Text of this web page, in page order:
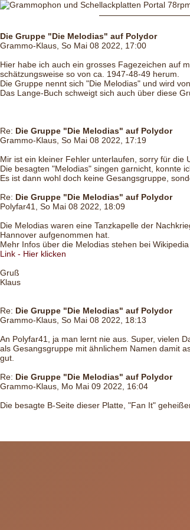
Die Gruppe "Die Melodias" auf Polydor
Grammo-Klaus, So Mai 08 2022, 17:00
Hier habe ich auch ein grosses Fagezeichen auf
schätzungsweise so von ca. 1947-48-49 herum.
Die Gruppe nennt sich "Die Melodias" und wird
Das Lange-Buch schweigt sich auch über diese
Re: Die Gruppe "Die Melodias" auf Polydor
Grammo-Klaus, So Mai 08 2022, 17:19
Mir ist ein kleiner Fehler unterlaufen, sorry für die
Die besagten "Melodias" singen garnicht, konnte
Es ist dann wohl doch keine Gesangsgruppe,
Re: Die Gruppe "Die Melodias" auf Polydor
Polyfar41, So Mai 08 2022, 18:09
Die Melodias waren eine Tanzkapelle der
Hannover aufgenommen hat.
Mehr Infos über die Melodias stehen bei
Link - Hier klicken
Gruß
Klaus
Re: Die Gruppe "Die Melodias" auf Polydor
Grammo-Klaus, So Mai 08 2022, 18:13
An Polyfar41, ja man lernt nie aus. Super, vielen
als Gesangsgruppe mit ähnlichem Namen damit
gut.
Re: Die Gruppe "Die Melodias" auf Polydor
Grammo-Klaus, Mo Mai 09 2022, 16:04
Die besagte B-Seite dieser Platte, "Fan It"